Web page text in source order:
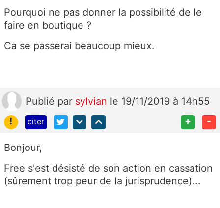
Pourquoi ne pas donner la possibilité de le
faire en boutique ?
Ca se passerai beaucoup mieux.
Publié par sylvian le 19/11/2019 à 14h55
!
citer + -
Bonjour,
Free s'est désisté de son action en cassation
(sûrement trop peur de la jurisprudence)...